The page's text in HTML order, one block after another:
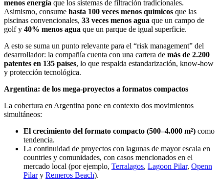
menos energía que los sistemas de filtración tradicionales.
Asimismo, consume hasta 100 veces menos químicos que las
piscinas convencionales, 33 veces menos agua que un campo de
golf y 40% menos agua que un parque de igual superficie.
A esto se suma un punto relevante para el “risk management” del
desarrollador: la compañía cuenta con una cartera de más de 2.200
patentes en 135 países, lo que respalda estandarización, know-how
y protección tecnológica.
Argentina: de los mega-proyectos a formatos compactos
La cobertura en Argentina pone en contexto dos movimientos
simultáneos:
El crecimiento del formato compacto (500–4.000 m²) como
tendencia.
La continuidad de proyectos con lagunas de mayor escala en
countries y comunidades, con casos mencionados en el
mercado local (por ejemplo, Terralagos, Lagoon Pilar, Openn
Pilary Remeros Beach).